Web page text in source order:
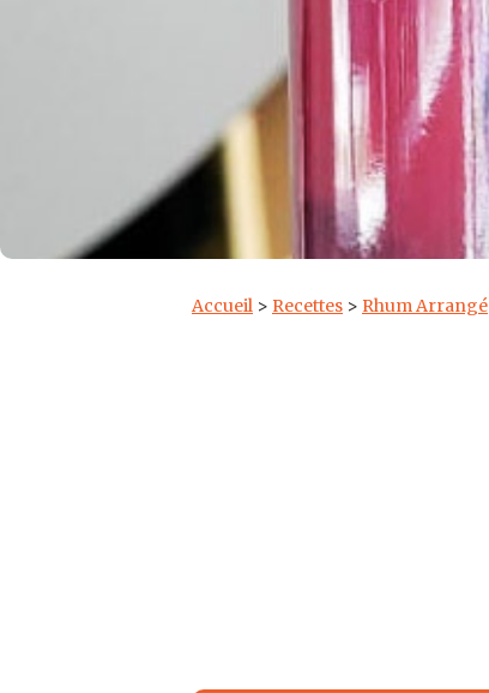
Accueil > Recettes > Rhum Arrangé